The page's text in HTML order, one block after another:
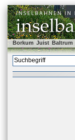
Borkum Juist Baltrum